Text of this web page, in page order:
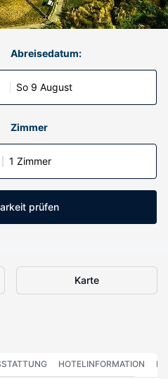
Abreisedatum:
So 9 August
Zimmer
1 Zimmer
prüfen
Karte
HOTELINFORMATION